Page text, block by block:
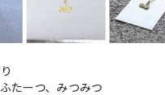
たーつ、みつみつ